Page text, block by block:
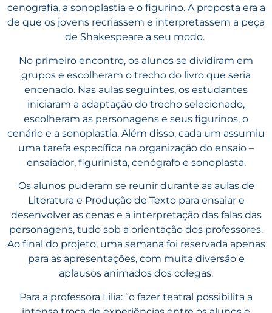
cenografia, a sonoplastia e o figurino. A proposta era a
de que os jovens recriassem e interpretassem a peça
de Shakespeare a seu modo.
No primeiro encontro, os alunos se dividiram em
grupos e escolheram o trecho do livro que seria
encenado. Nas aulas seguintes, os estudantes
iniciaram a adaptação do trecho selecionado,
escolheram as personagens e seus figurinos, o
cenário e a sonoplastia. Além disso, cada um assumiu
uma tarefa específica na organização do ensaio –
ensaiador, figurinista, cenógrafo e sonoplasta.
Os alunos puderam se reunir durante as aulas de
Literatura e Produção de Texto para ensaiar e
desenvolver as cenas e a interpretação das falas das
personagens, tudo sob a orientação dos professores.
Ao final do projeto, uma semana foi reservada apenas
para as apresentações, com muita diversão e
aplausos animados dos colegas.
Para a professora Lilia: “o fazer teatral possibilita a